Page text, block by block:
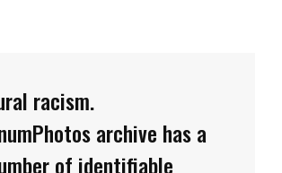
racism.
archive has a
of identifiable